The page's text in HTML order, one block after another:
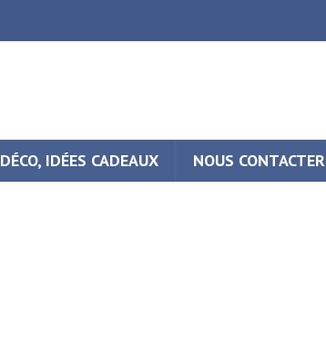
DÉCO, IDÉES CADEAUX NOUS CONTACTER